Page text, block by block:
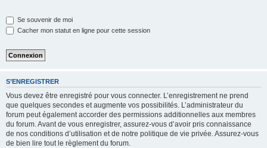
Se souvenir de moi
Cacher mon statut en ligne pour cette session
S’ENREGISTRER
Vous devez être enregistré pour vous connecter. L’enregistrement ne prend
que quelques secondes et augmente vos possibilités. L’administrateur du
forum peut également accorder des permissions additionnelles aux membres
du forum. Avant de vous enregistrer, assurez-vous d’avoir pris connaissance
de nos conditions d’utilisation et de notre politique de vie privée. Assurez-vous
de bien lire tout le règlement du forum.